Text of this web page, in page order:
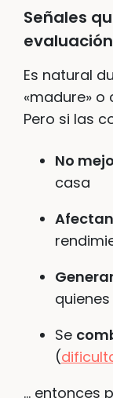
Señales
evaluación
Es natural
«madure»
Pero si las
No
casa
Se
(
… entonces